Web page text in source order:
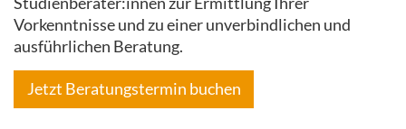
Vorkenntnisse und zu einer unverbindlichen und
ausführlichen Beratung.
Jetzt Beratungstermin buchen